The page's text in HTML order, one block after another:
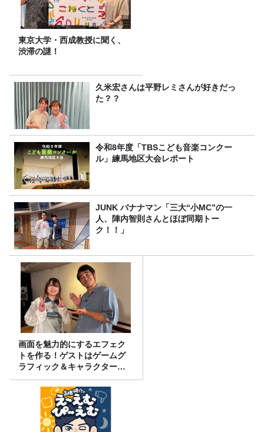
東京大学・西成教授に聞く、
渋滞の謎！
久米宏さんは平野レミさんが好きだっ
た？？
令和8年度「TBSこども音楽コンクー
ル」練馬地区大会レポート
JUNK バナナマン「三大“小MC”の一
人、陣内智則さんとほぼ同期トー
ク！！」
画面を魅力的にするエフェク
トを作る！ゲストはゲームグ
ラフィック＆キャラクター専
攻の遠藤里桜さん！